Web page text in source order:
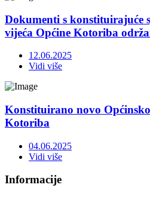
Dokumenti s konstituirajuće
vijeća Općine Kotoriba
12.06.2025
Vidi više
Konstituirano novo
Kotoriba
04.06.2025
Vidi više
Informacije